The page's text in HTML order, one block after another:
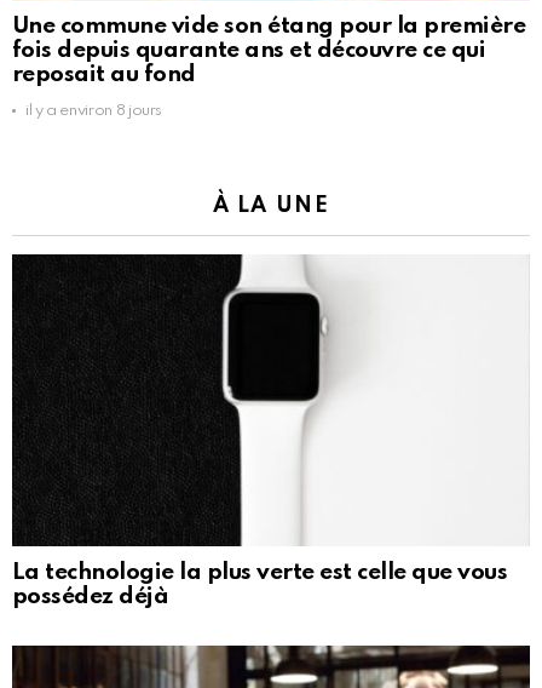
Une commune vide son étang pour la première
fois depuis quarante ans et découvre ce qui
reposait au fond
il y a environ 8 jours
À LA UNE
La technologie la plus verte est celle que vous
possédez déjà